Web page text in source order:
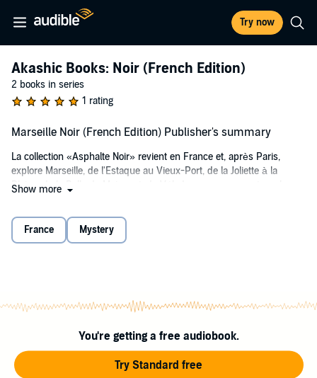
Try now
Akashic Books: Noir (French Edition)
2 books in series
1 rating
Marseille Noir (French Edition) Publisher's summary
La collection «Asphalte Noir» revient en France et, après Paris,
explore Marseille, de l'Estaque au Vieux-Port, de la Joliette à la
Plaine, de la Belle de Mai au stade Vélodrome, en passant par le
inédites, écrites spécialement pour ce recueil, par des auteurs
marseillais de naissance ou d'adoption, œuvrant aussi bien dans le
Minna Sif, Marie Neuser, Serge Scotto, Salim Hatubou, François
©2014 Akashic Books (P)2020 Audible, Inc.
Show more
France Mystery
You're getting a free audiobook.
Try Standard free